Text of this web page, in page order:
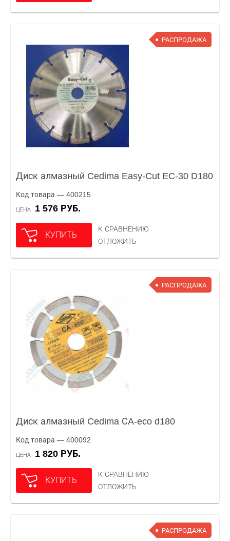
РАСПРОДАЖА
Диск алмазный Cedima Easy-Cut EC-30 D180
Код товара — 400215
ЦЕНА 1 576 РУБ.
КУПИТЬ
К СРАВНЕНИЮ
ОТЛОЖИТЬ
РАСПРОДАЖА
Диск алмазный Cedima СA-eco d180
Код товара — 400092
ЦЕНА 1 820 РУБ.
КУПИТЬ
К СРАВНЕНИЮ
ОТЛОЖИТЬ
РАСПРОДАЖА